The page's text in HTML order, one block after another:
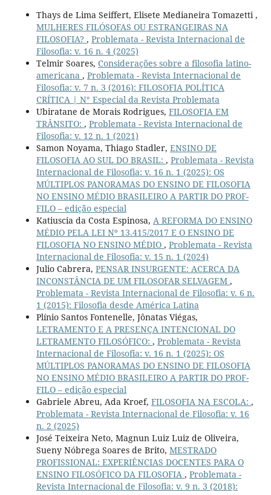
Thays de Lima Seiffert, Elisete Medianeira Tomazetti ,
MULHERES FILÓSOFAS OU ESTRANGEIRAS NA
FILOSOFIA? , Problemata - Revista Internacional de
Filosofia: v. 16 n. 4 (2025)
Telmir Soares, Considerações sobre a filosofia latino-
americana , Problemata - Revista Internacional de
Filosofia: v. 7 n. 3 (2016): FILOSOFIA POLÍTICA
CRÍTICA | N° Especial da Revista Problemata
Ubiratane de Morais Rodrigues, FILOSOFIA EM
TRÂNSITO: , Problemata - Revista Internacional de
Filosofia: v. 12 n. 1 (2021)
Samon Noyama, Thiago Stadler, ENSINO DE
FILOSOFIA AO SUL DO BRASIL: , Problemata - Revista
Internacional de Filosofia: v. 16 n. 1 (2025): OS
MÚLTIPLOS PANORAMAS DO ENSINO DE FILOSOFIA
NO ENSINO MÉDIO BRASILEIRO A PARTIR DO PROF-
FILO – edição especial
Katiuscia da Costa Espinosa, A REFORMA DO ENSINO
MÉDIO PELA LEI Nº 13.415/2017 E O ENSINO DE
FILOSOFIA NO ENSINO MÉDIO , Problemata - Revista
Internacional de Filosofia: v. 15 n. 1 (2024)
Julio Cabrera, PENSAR INSURGENTE: ACERCA DA
INCONSTÂNCIA DE UM FILOSOFAR SELVAGEM ,
Problemata - Revista Internacional de Filosofia: v. 6 n.
1 (2015): Filosofia desde América Latina
Plínio Santos Fontenelle, Jônatas Viégas,
LETRAMENTO E A PRESENÇA INTENCIONAL DO
LETRAMENTO FILOSÓFICO: , Problemata - Revista
Internacional de Filosofia: v. 16 n. 1 (2025): OS
MÚLTIPLOS PANORAMAS DO ENSINO DE FILOSOFIA
NO ENSINO MÉDIO BRASILEIRO A PARTIR DO PROF-
FILO – edição especial
Gabriele Abreu, Ada Kroef, FILOSOFIA NA ESCOLA: ,
Problemata - Revista Internacional de Filosofia: v. 16
n. 2 (2025)
José Teixeira Neto, Magnun Luiz Luiz de Oliveira,
Sueny Nóbrega Soares de Brito, MESTRADO
PROFISSIONAL: EXPERIÊNCIAS DOCENTES PARA O
ENSINO FILOSÓFICO DA FILOSOFIA , Problemata -
Revista Internacional de Filosofia: v. 9 n. 3 (2018):